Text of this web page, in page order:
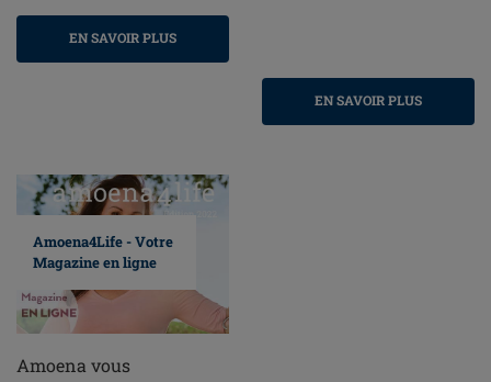
EN SAVOIR PLUS
EN SAVOIR PLUS
Amoena4Life - Votre
Magazine en ligne
Amoena vous